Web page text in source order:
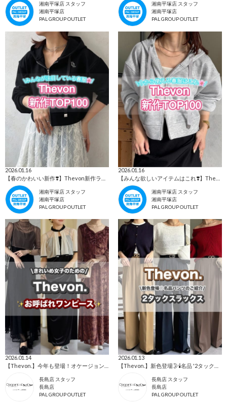
湘南平塚店 スタッフ
湘南平塚店
PAL GROUP OUTLET
湘南平塚店 スタッフ
湘南平塚店
PAL GROUP OUTLET
2026.01.16
湘南平塚店 スタッフ
湘南平塚店
PAL GROUP OUTLET
2026.01.16
湘南平塚店 スタッフ
湘南平塚店
PAL GROUP OUTLET
2026.01.14
長島店 スタッフ
長島店
PAL GROUP OUTLET
2026.01.13
長島店 スタッフ
長島店
PAL GROUP OUTLET